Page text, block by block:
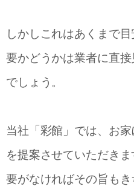
しかしこれはあくまで
要かどうかは業者に直
でしょう。
当社「彩館」では、お
を提案させていただき
要がなければその旨も